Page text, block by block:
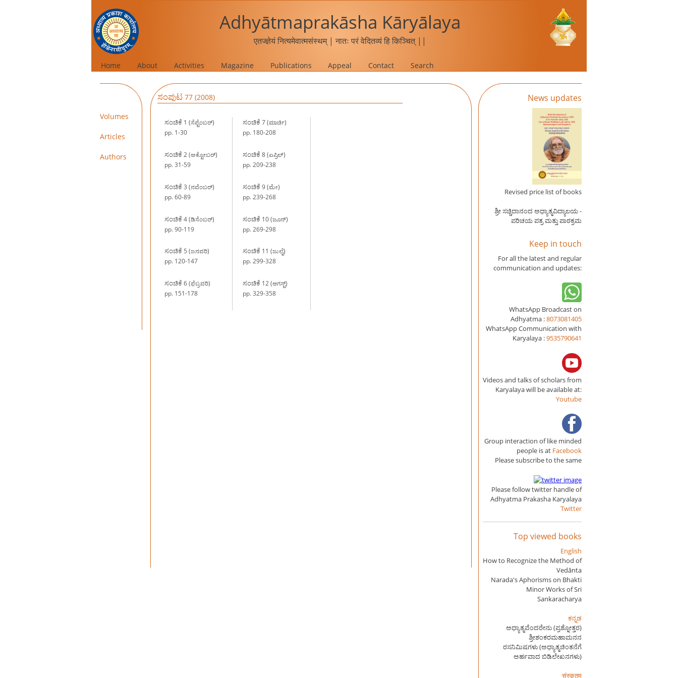
Adhyātmaprakāsha Kāryālaya
एतज्ज्ञेयं नित्यमेवात्मसंस्थम् | नातः परं वेदितव्यं हि किञ्चित् ||
Home About Activities Magazine Publications Appeal Contact Search
Volumes
Articles
Authors
ಸಂಪುಟ 77 (2008)
ಸಂಚಿಕೆ 1 (ಸೆಪ್ಟೆಂಬರ್‍)
pp. 1-30
ಸಂಚಿಕೆ 2 (ಅಕ್ಟೋಬರ್‍)
pp. 31-59
ಸಂಚಿಕೆ 3 (ನವೆಂಬರ್‍)
pp. 60-89
ಸಂಚಿಕೆ 4 (ಡಿಸೆಂಬರ್‍)
pp. 90-119
ಸಂಚಿಕೆ 5 (ಜನವರಿ)
pp. 120-147
ಸಂಚಿಕೆ 6 (ಫೆಬ್ರವರಿ)
pp. 151-178
ಸಂಚಿಕೆ 7 (ಮಾರ್ಚಿ)
pp. 180-208
ಸಂಚಿಕೆ 8 (ಏಪ್ರಿಲ್‍)
pp. 209-238
ಸಂಚಿಕೆ 9 (ಮೇ)
pp. 239-268
ಸಂಚಿಕೆ 10 (ಜೂನ್‍)
pp. 269-298
ಸಂಚಿಕೆ 11 (ಜುಲೈ)
pp. 299-328
ಸಂಚಿಕೆ 12 (ಆಗಸ್ಟ್)
pp. 329-358
News updates
Revised price list of books
ಶ್ರೀ ಸಚ್ಚಿದಾನಂದ ಅಧ್ಯಾತ್ಮವಿದ್ಯಾಲಯ -
ಪರಿಚಯ ಪತ್ರ ಮತ್ತು ಪಾಠಕ್ರಮ
Keep in touch
For all the latest and regular
communication and updates:
WhatsApp Broadcast on
Adhyatma :8073081405
WhatsApp Communication with
Karyalaya :9535790641
Videos and talks of scholars from
Karyalaya will be available at:
Youtube
Group interaction of like minded
people is at Facebook
Please subscribe to the same
Please follow twitter handle of
Adhyatma Prakasha Karyalaya
Twitter
Top viewed books
English
How to Recognize the Method of
Vedānta
Narada's Aphorisms on Bhakti
Minor Works of Sri
Sankaracharya
ಕನ್ನಡ
ಅಧ್ಯಾತ್ಮವೆಂದರೇನು (ಪ್ರಶ್ನೋತ್ತರ)
ಶ್ರೀಶಂಕರಮಹಾಮನನ
ರಸನಿಮಿಷಗಳು (ಅಧ್ಯಾತ್ಮಚಿಂತನೆಗೆ
ಅರ್ಹವಾದ ಬಿಡಿಲೇಖನಗಳು)
संस्कृतम्